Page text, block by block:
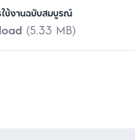
ช้งานฉบับสมบูรณ์
(5.33 MB)